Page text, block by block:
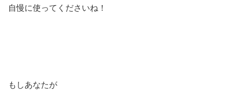
自慢に使ってくださいね！
もしあなたが